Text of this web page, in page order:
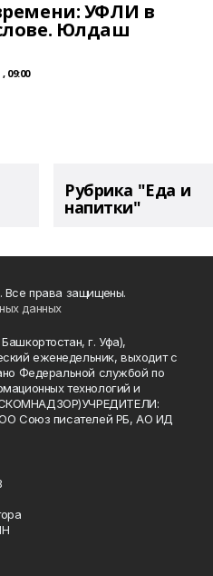
УФЛИ в
Юлдаш
09:00
Рубрика "Еда и
напитки"
Все права защищены.
данных
г. Уфа),
еженедельник, выходит с
Федеральной службой по
технологий и
Союз писателей РБ, АО ИД